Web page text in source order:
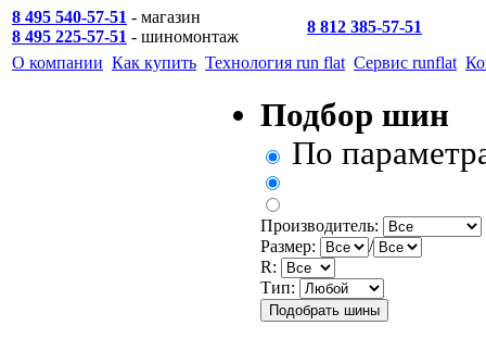
8 495 540-57-51 - магазин
8 495 225-57-51 - шиномонтаж
8 812 385-57-51
О компании Как купить Технология run flat Сервис runflat
Подбор шин
По
Производитель:
Размер:
/
R:
Тип: